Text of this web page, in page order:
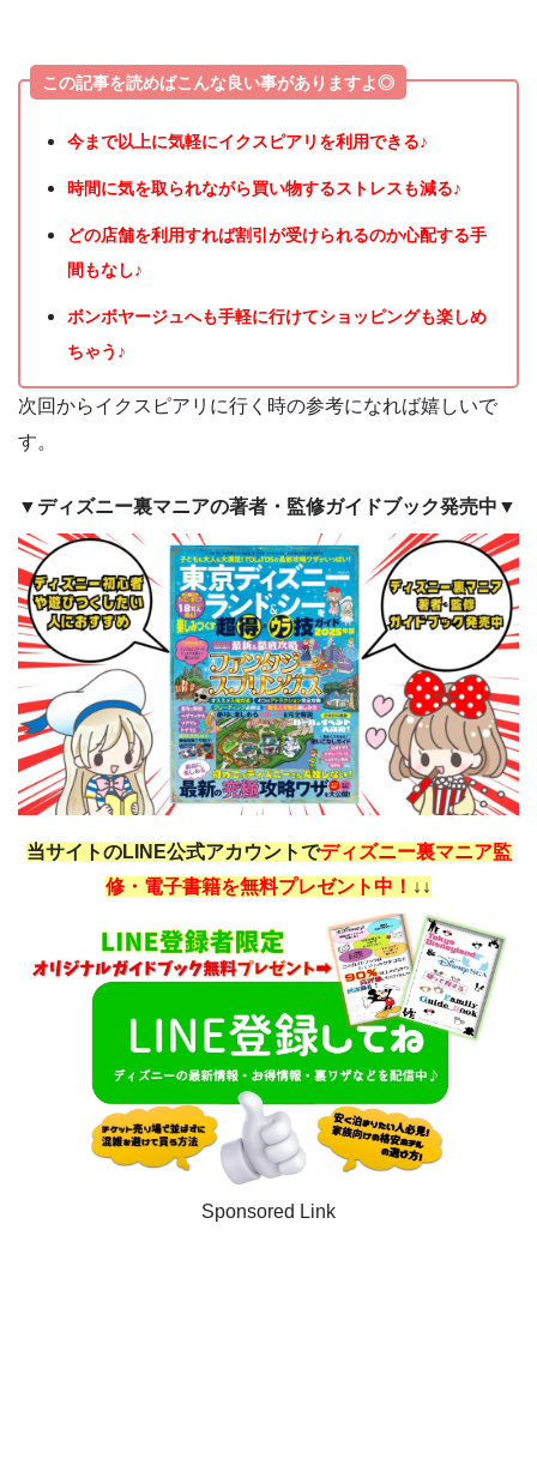
この記事を読めばこんな良い事がありますよ◎
今まで以上に気軽にイクスピアリを利用できる♪
時間に気を取られながら買い物するストレスも減る♪
どの店舗を利用すれば割引が受けられるのか心配する手
間もなし♪
ボンボヤージュへも手軽に行けてショッピングも楽しめ
ちゃう♪
次回からイクスピアリに行く時の参考になれば嬉しいで
す。
▼ディズニー裏マニアの著者・監修ガイドブック発売中▼
当サイトのLINE公式アカウントでディズニー裏マニア監
修・電子書籍を無料プレゼント中！ ↓↓
Sponsored Link